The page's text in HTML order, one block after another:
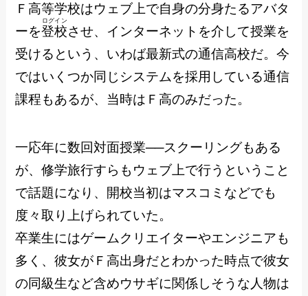
Ｆ高等学校はウェブ上で自身の分身たるアバタ
ーを登校
ログイン
させ、インターネットを介して授業を
受けるという、いわば最新式の通信高校だ。今
ではいくつか同じシステムを採用している通信
課程もあるが、当時はＦ高のみだった。
一応年に数回対面授業──スクーリングもある
が、修学旅行すらもウェブ上で行うということ
で話題になり、開校当初はマスコミなどでも
度々取り上げられていた。
卒業生にはゲームクリエイターやエンジニアも
多く、彼女がＦ高出身だとわかった時点で彼女
の同級生など含めウサギに関係しそうな人物は